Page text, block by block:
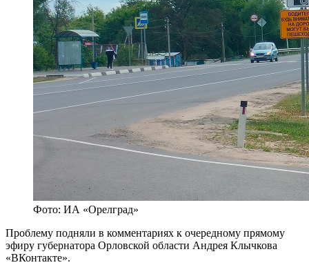
Фото: ИА «Орелград»
Проблему подняли в комментариях к очередному прямому
эфиру губернатора Орловской области Андрея Клычкова
«ВКонтакте».